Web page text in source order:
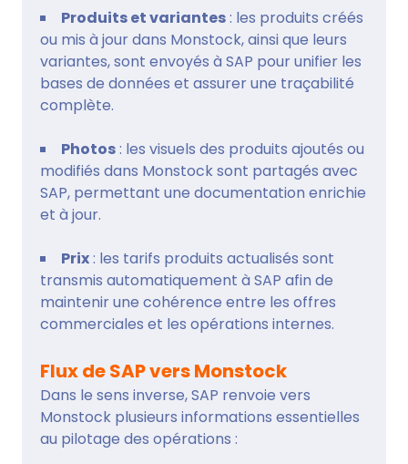
Produits et variantes: les produits créés
ou mis à jour dans Monstock, ainsi que leurs
variantes, sont envoyés à SAP pour unifier les
bases de données et assurer une traçabilité
complète.
Photos: les visuels des produits ajoutés ou
modifiés dans Monstock sont partagés avec
SAP, permettant une documentation enrichie
et à jour.
Prix: les tarifs produits actualisés sont
transmis automatiquement à SAP afin de
maintenir une cohérence entre les offres
commerciales et les opérations internes.
Flux de SAP vers Monstock
Dans le sens inverse, SAP renvoie vers
Monstock plusieurs informations essentielles
au pilotage des opérations :